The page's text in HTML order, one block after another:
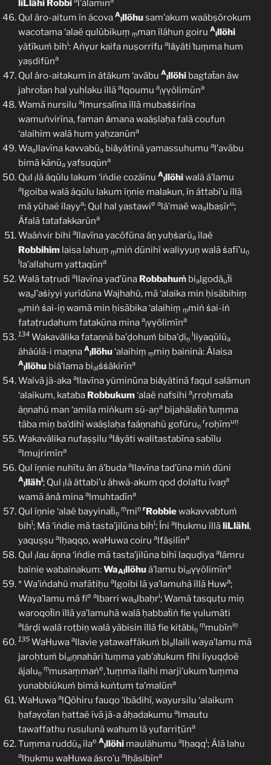
liLlähi Robbi l’älamīn
Qul áro-aitum ín ácova A
lllöhusam’akum waábṣörokum
wacotama ‘alaë qulūbikuṃ ṃman ílähun goiru A
lllöhi
yàtīkuṁ bihi: Aṅṿur kaifa nuṣorrifu alǎyäti ṫuṃma hum
yaṣdifūna
Qul áro-aitakum ín átäkum ‘avābu A
lllöhi bagtaẗan áw
jahroẗan hal yuhlaku íllā alqoumu a
lṿṿölimūna
Wamā nursilu almursalīna íllā mubaṡṡirīna
wamuṅvirīna, faman ǎmana waáṣlaḥa falā coufun
‘alaihim walā hum yaḥzanūna
Waallavīna kavvabūa biǎyätinā yamassuhumu al’avābu
bimā kānūa yafsuqūna
Qul llã áqūlu lakum ‘iṅdie cozãínu A
lllöhiwalã á’lamu
algoiba walã áqūlu lakum íṇnie malakun, ín áttabi’u íllā
mā yūḥaẽ ílayya; Qul hal yastawie alá’maë waalbaṣīru;
Áfalā tatafakkarūna
Waáṅvir bihi allavīna yacōfūna áṇ yuḥṡarũa ílaë
Robbihim laisa lahuṃ ṃmiṅ dūnihï waliyyuṇ walā ṡafī’uṇ
lla’allahum yattaqūna
Walā taṭrudi allavīna yad’ūna Robbahuṁ bialgodäuẗi
waal’aṡiyyi yurīdūna Wajhahü, mā ‘alaika min ḥisābihiṃ
ṃmiṅ ṡai-iṇ wamā min ḥisābika ‘alaihiṃ ṃmiṅ ṡai-iṅ
fataṭrudahum fatakūna mina a
lṿṿölimīna
134 Wakavälika fataṇnā ba’ḍohuṁ biba’ḍiṇ
lliyaqūlũa
áhãúlã-i maṇna A
lllöhu‘alaihiṃ ṃmiņ baininã: Álaisa
A
lllöhu biá’lama bialṡṡäkirīna
Waívā jã-aka allavīna yùminūna biǎyätinā faqul salämun
‘alaikum, kataba Robbukum‘alaë nafsihi a
lrroḥmaẗa
áṇnahü man ‘amila miṅkum sũ-aņa bijahälaẗiṅ ṫuṃma
tāba miņ ba’dihï waáṣlaḥa faáṇnahü gofūruṇ
rroḥīmuṇ
Wakavälika nufaṣṣilu alǎyäti walitastabīna sabīlu
almujrimīna
Qul íṇnie nuhītu án á’buda allavīna tad’ūna miṅ dūni
A
lllähi; Qul llã áttabi’u áhwã-akum qod ḍolaltu ívaṇa
wamã ánå mina almuhtadīna
Qul íṇnie ‘alaë bayyinaẗiṇ
ṃmiṇ rRobbiewakavvabtuṁ
bihï; Mā ‘iṅdie mā tasta’jilūna bihĩ; Íni alḥukmu íllāliLlähi,
yaquṣṣu alḥaqqo, waHuwa coiru alfäṣilīna
Qul llau áṇna ‘iṅdie mā tasta’jilūna bihï laquḍiya alámru
bainie wabainakum:WaAlllöhuá’lamu bialṿṿölimīna
* Wa’iṅdahü mafātiḥu algoibi lā ya’lamuhã íllā Huwa;
Waya’lamu mā fie albarri waalbaḥri; Wamā tasquṭu miṇ
waroqoẗin íllā ya’lamuhā walā ḥabbaẗiṅ fie ṿulumäti
alárḍi walā roṭbiṇ walā yābisin íllā fie kitäbiṇ
ṃmubīniṇ
135 WaHuwa allavie yatawaffäkuṁ biallaili waya’lamu mā
jaroḥtuṁ bialṇnahāri ṫuṃma yab’aṫukum fīhi liyuqḍoẽ
ájaluṇ
ṃmusaṃmaṅe, ṫuṃma ílaihi marji’ukum ṫuṃma
yunabbiúkuṁ bimā kuṅtum ta’malūna
WaHuwa alQōhiru fauqo ‘ibādihï, wayursilu ‘alaikum
ḥafaṿoẗan ḥattaẽ ívā jã-a áḥadakumu almautu
tawaffathu rusulunā wahum lā yufarriṭūna
Ṫuṃma ruddũa ílae A
lllöhi maulähumu alḥaqqi; Álā lahu
alḥukmu waHuwa ásro’u alḥāsibīna